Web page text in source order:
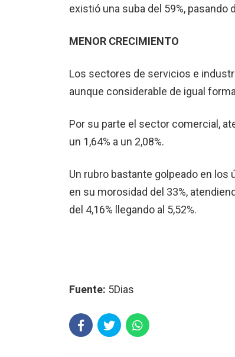
existió una suba del 59%, pasando
MENOR CRECIMIENTO
Los sectores de servicios e
aunque con­siderable de igual
Por su parte el sector co­mercial,
un 1,64% a un 2,08%.
Un rubro bastante gol­peado en
en su morosidad del 33%,
del 4,16% llegando al 5,52%.
Fuente: 5Dias